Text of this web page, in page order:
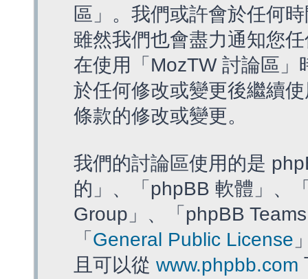
區」。我們或許會於任何
雖然我們也會盡力通知您
在使用「MozTW 討論區
於任何修改或變更後繼續
條款的修改或變更。
我們的討論區使用的是
的」、「phpBB 軟體」、
Group」、「phpBB
「 General Public License
且可以從 www.phpbb.com